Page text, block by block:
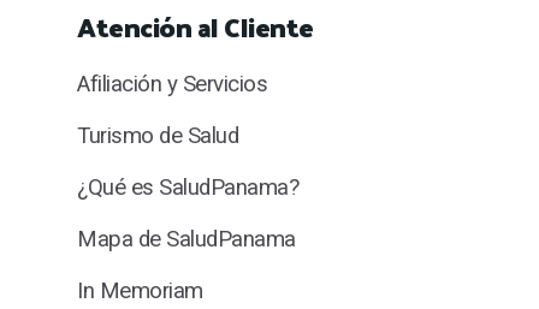
Atención al Cliente
Afiliación y Servicios
Turismo de Salud
¿Qué es SaludPanama?
Mapa de SaludPanama
In Memoriam